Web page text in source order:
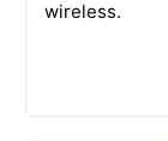
wireless.